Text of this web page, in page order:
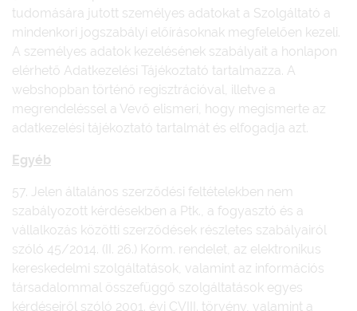
tudomására jutott személyes adatokat a Szolgáltató a
mindenkori jogszabályi előírásoknak megfelelően kezeli.
A személyes adatok kezelésének szabályait a honlapon
elérhető Adatkezelési Tájékoztató tartalmazza. A
webshopban történő regisztrációval, illetve a
megrendeléssel a Vevő elismeri, hogy megismerte az
adatkezelési tájékoztató tartalmát és elfogadja azt.
Egyéb
57. Jelen általános szerződési feltételekben nem
szabályozott kérdésekben a Ptk., a fogyasztó és a
vállalkozás közötti szerződések részletes szabályairól
szóló 45/2014. (II. 26.) Korm. rendelet, az elektronikus
kereskedelmi szolgáltatások, valamint az információs
társadalommal összefüggő szolgáltatások egyes
kérdéseiről szóló 2001. évi CVIII. törvény, valamint a